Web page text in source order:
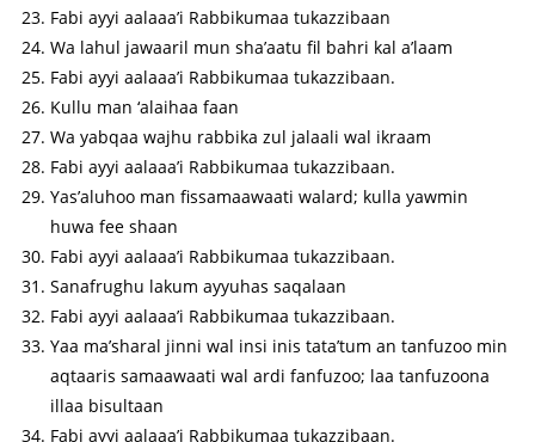
Fabi ayyi aalaaa’i Rabbikumaa tukazzibaan
Wa lahul jawaaril mun sha’aatu fil bahri kal a’laam
Fabi ayyi aalaaa’i Rabbikumaa tukazzibaan.
Kullu man ‘alaihaa faan
Wa yabqaa wajhu rabbika zul jalaali wal ikraam
Fabi ayyi aalaaa’i Rabbikumaa tukazzibaan.
Yas’aluhoo man fissamaawaati walard; kulla yawmin
huwa fee shaan
Fabi ayyi aalaaa’i Rabbikumaa tukazzibaan.
Sanafrughu lakum ayyuhas saqalaan
Fabi ayyi aalaaa’i Rabbikumaa tukazzibaan.
Yaa ma’sharal jinni wal insi inis tata’tum an tanfuzoo min
aqtaaris samaawaati wal ardi fanfuzoo; laa tanfuzoona
illaa bisultaan
Fabi ayyi aalaaa’i Rabbikumaa tukazzibaan.